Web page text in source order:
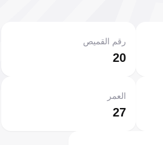
20
رقم القميص
27
العمر